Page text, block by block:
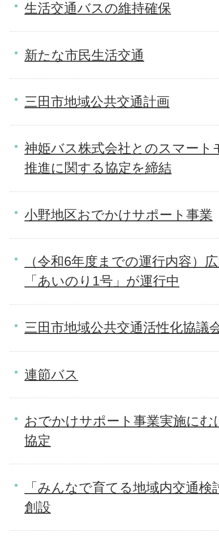
生活交通バスの維持確保
新たな市民生活交通
三田市地域公共交通計画
神姫バス株式会社とのスマー
推進に関する協定を締結
小野地区おでかけサポート事業
（令和6年度までの運行内容）
「あいのり1号」が運行中
三田市地域公共交通活性化協議
連節バス
おでかけサポート事業実施に
協定
「みんなで育てる地域内交通
創設